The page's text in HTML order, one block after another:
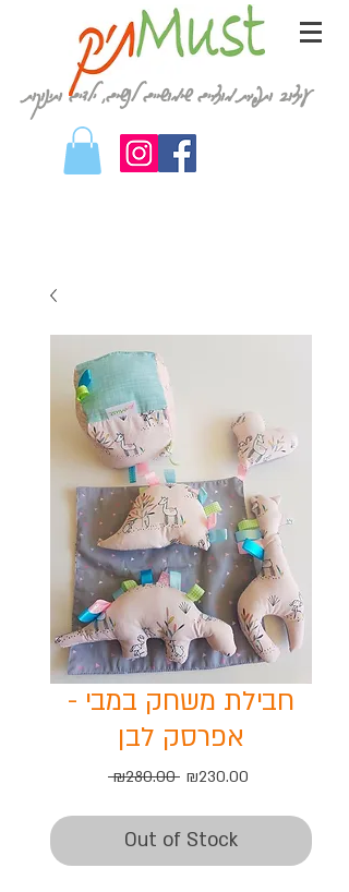
עיצוב ותפירת מוצרים שימושיים לנשים, ילדים ותינוקות
חבילת משחק במבי -
אפרסק לבן
₪280.00 Regular
₪230.00
Out of Stock